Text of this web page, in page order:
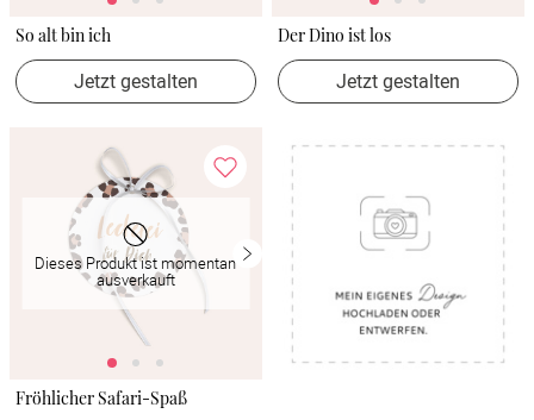
So alt bin ich
Jetzt gestalten
Der Dino ist los
Jetzt gestalten
Dieses Produkt ist momentan
ausverkauft
Fröhlicher Safari-Spaß